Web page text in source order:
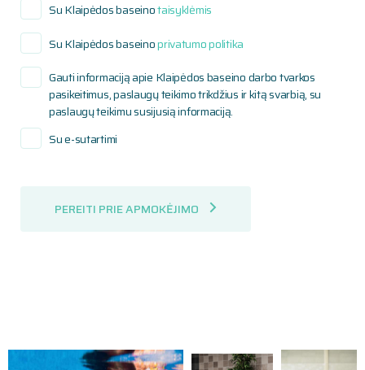
Su Klaipėdos baseinotaisyklėmis
Su Klaipėdos baseinoprivatumo politika
Gauti informaciją apie Klaipėdos baseino darbo tvarkos
pasikeitimus, paslaugų teikimo trikdžius ir kitą svarbią, su
paslaugų teikimu susijusią informaciją.
Su e-sutartimi
PEREITI PRIE APMOKĖJIMO